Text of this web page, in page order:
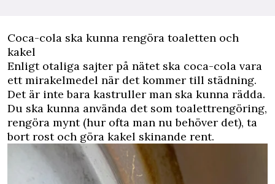
Coca-cola ska kunna rengöra toaletten och
kakel
Enligt otaliga sajter på nätet ska coca-cola vara
ett mirakelmedel när det kommer till städning.
Det är inte bara kastruller man ska kunna rädda.
Du ska kunna använda det som toalettrengöring,
rengöra mynt (hur ofta man nu behöver det), ta
bort rost och göra kakel skinande rent.